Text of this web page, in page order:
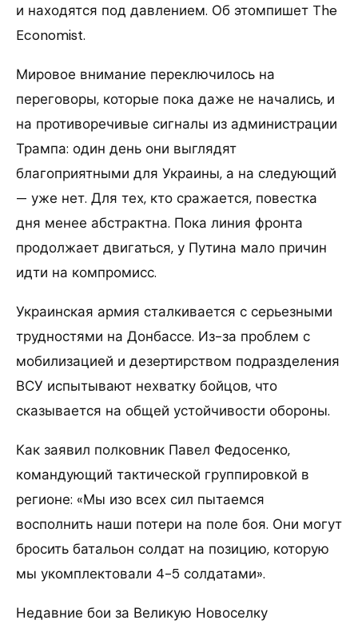
и находятся под давлением. Об этомпишет The
Economist.
Мировое внимание переключилось на
переговоры, которые пока даже не начались, и
на противоречивые сигналы из администрации
Трампа: один день они выглядят
благоприятными для Украины, а на следующий
— уже нет. Для тех, кто сражается, повестка
дня менее абстрактна. Пока линия фронта
продолжает двигаться, у Путина мало причин
идти на компромисс.
Украинская армия сталкивается с серьезными
трудностями на Донбассе. Из-за проблем с
мобилизацией и дезертирством подразделения
ВСУ испытывают нехватку бойцов, что
сказывается на общей устойчивости обороны.
Как заявил полковник Павел Федосенко,
командующий тактической группировкой в
регионе: «Мы изо всех сил пытаемся
восполнить наши потери на поле боя. Они могут
бросить батальон солдат на позицию, которую
мы укомплектовали 4-5 солдатами».
Недавние бои за Великую Новоселку